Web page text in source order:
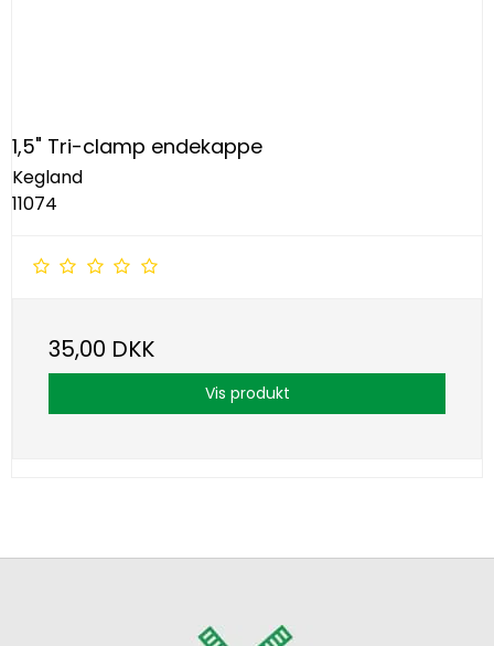
1,5" Tri-clamp endekappe
Kegland
11074
35,00 DKK
Vis produkt